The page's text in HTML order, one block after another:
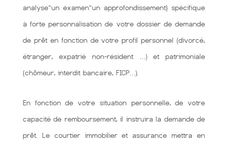
analyse~un examen~un approfondissement} spécifique
à forte personnalisation de votre dossier de demande
de prêt en fonction de votre profil personnel (divorcé,
étranger, expatrié non-résident …) et patrimoniale
(chômeur, interdit bancaire, FICP…).
En fonction de votre situation personnelle, de votre
capacité de remboursement, il instruira la demande de
prêt. Le courtier immobilier et assurance mettra en